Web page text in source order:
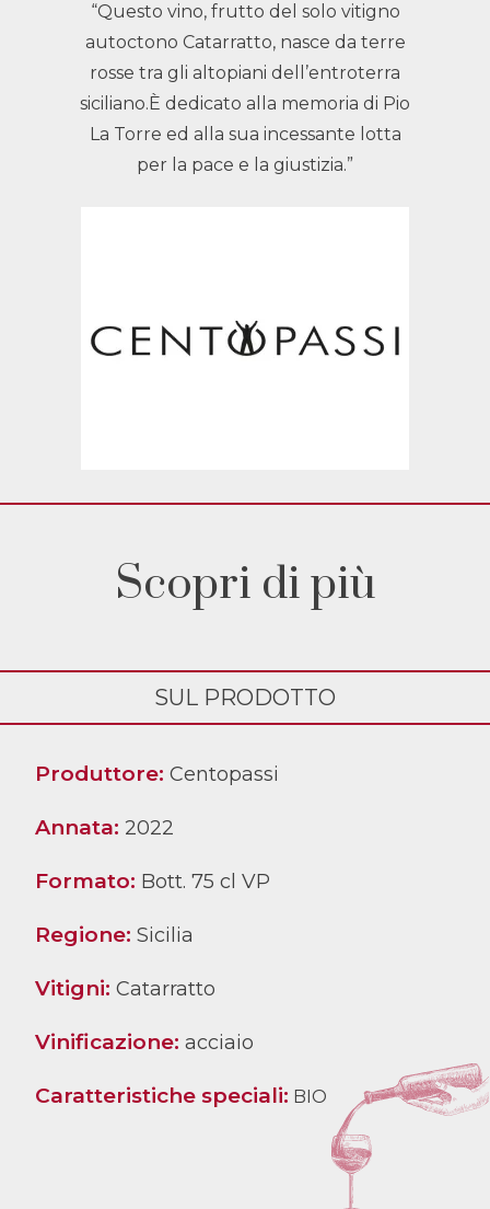
“Questo vino, frutto del solo vitigno
autoctono Catarratto, nasce da terre
rosse tra gli altopiani dell’entroterra
siciliano.È dedicato alla memoria di Pio
La Torre ed alla sua incessante lotta
per la pace e la giustizia.”
Scopri di più
SUL PRODOTTO
Produttore: Centopassi
Annata: 2022
Formato: Bott. 75 cl VP
Regione: Sicilia
Vitigni: Catarratto
Vinificazione: acciaio
Caratteristiche speciali: BIO